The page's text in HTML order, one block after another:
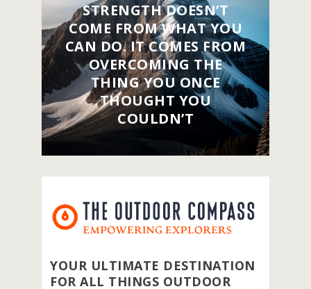
STRENGTH DOESN’T
COME FROM WHAT YOU
CAN DO. IT COMES FROM
OVERCOMING THE
THING YOU ONCE
THOUGHT YOU
COULDN’T
YOUR ULTIMATE DESTINATION
FOR ALL THINGS OUTDOOR